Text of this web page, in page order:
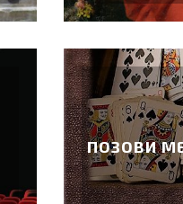
ПОЗОВИ